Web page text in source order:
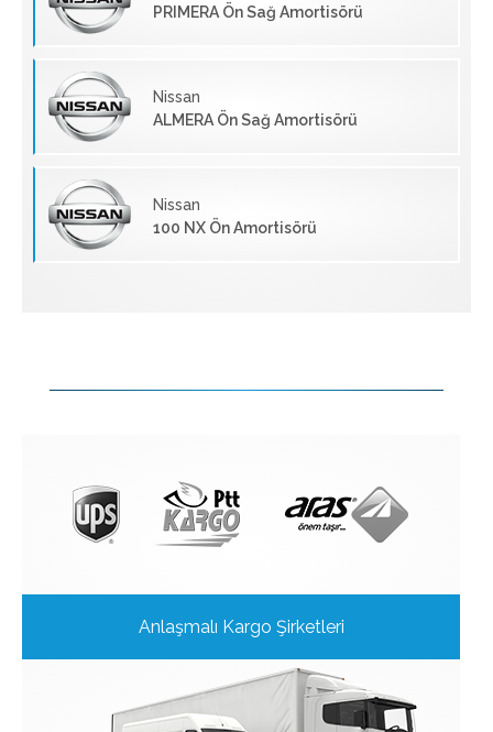
PRIMERA Ön Sağ Amortisörü
Nissan
ALMERA Ön Sağ Amortisörü
Nissan
100 NX Ön Amortisörü
Anlaşmalı Kargo Şirketleri